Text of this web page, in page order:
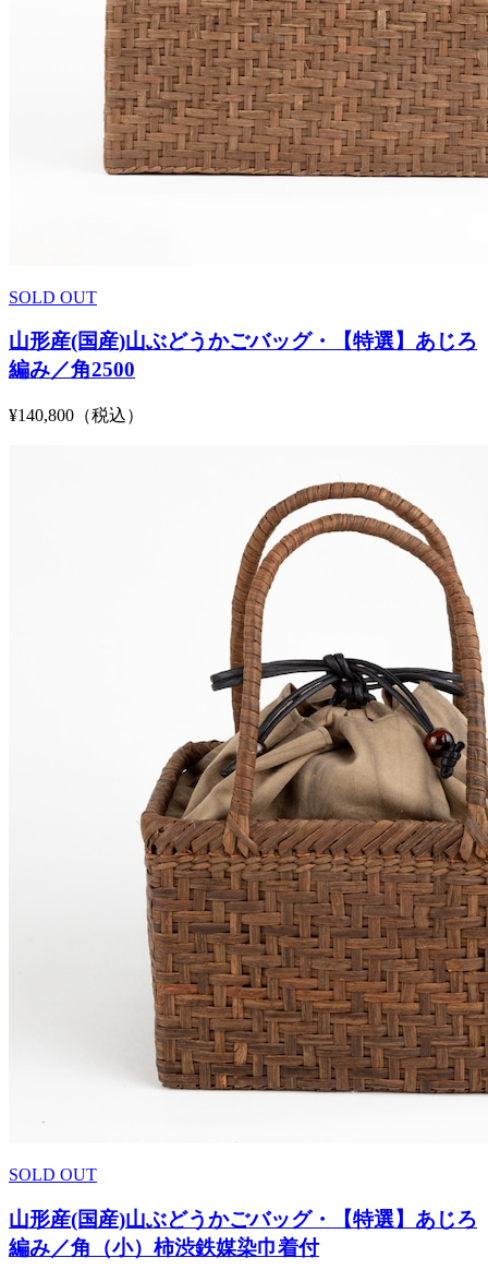
SOLD OUT
山形産(国産)山ぶどうかごバッグ・【特選】あじろ
編み／角2500
¥140,800（税込）
SOLD OUT
山形産(国産)山ぶどうかごバッグ・【特選】あじろ
編み／角（小）柿渋鉄媒染巾着付